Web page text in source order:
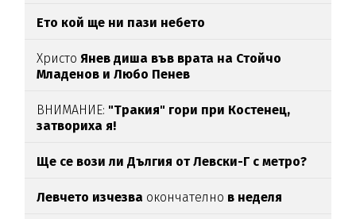
Ето кой ще ни пази небето
ХристоЯнев диша във врата на Стойчо
Младенов и Любо Пенев
ВНИМАНИЕ: "Тракия" гори при Костенец,
затвориха я!
Ще се вози ли Дългия от Левски-Г с метро?
Левчето изчезва окончателно в неделя